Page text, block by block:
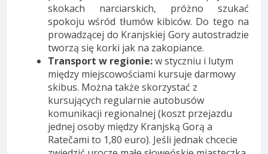
skokach narciarskich, próżno szukać
spokoju wśród tłumów kibiców. Do tego na
prowadzącej do Kranjskiej Gory autostradzie
tworzą się korki jak na zakopiance.
Transport w regionie:w styczniu i lutym
między miejscowościami kursuje darmowy
skibus. Można także skorzystać z
kursujących regularnie autobusów
komunikacji regionalnej (koszt przejazdu
jednej osoby między Kranjską Gorą a
Ratečami to 1,80 euro). Jeśli jednak chcecie